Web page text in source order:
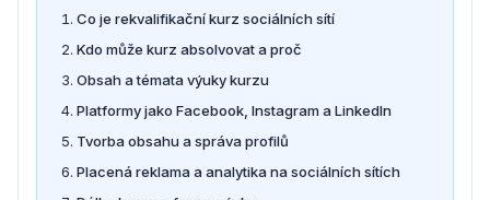
Co je rekvalifikační kurz sociálních sítí
Kdo může kurz absolvovat a proč
Obsah a témata výuky kurzu
Platformy jako Facebook, Instagram a LinkedIn
Tvorba obsahu a správa profilů
Placená reklama a analytika na sociálních sítích